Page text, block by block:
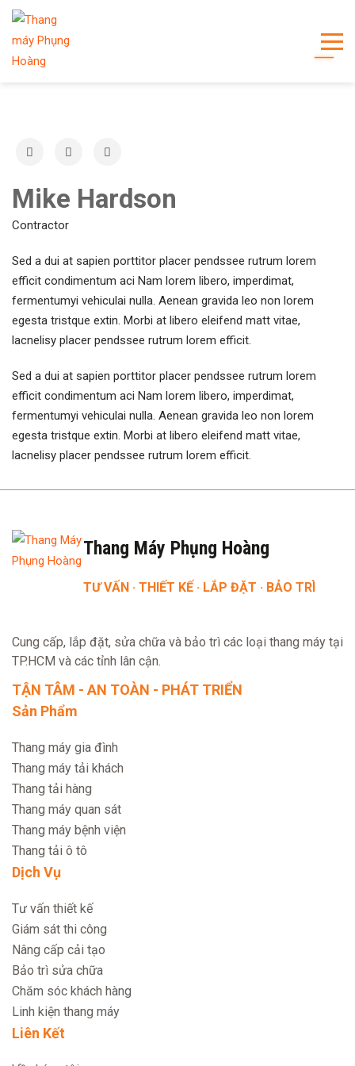
Mike Hardson
Contractor
Sed a dui at sapien porttitor placer pendssee rutrum lorem
efficit condimentum aci Nam lorem libero, imperdimat,
fermentumyi vehiculai nulla. Aenean gravida leo non lorem
egesta tristque extin. Morbi at libero eleifend matt vitae,
lacnelisy placer pendssee rutrum lorem efficit.
Sed a dui at sapien porttitor placer pendssee rutrum lorem
efficit condimentum aci Nam lorem libero, imperdimat,
fermentumyi vehiculai nulla. Aenean gravida leo non lorem
egesta tristque extin. Morbi at libero eleifend matt vitae,
lacnelisy placer pendssee rutrum lorem efficit.
Thang Máy Phụng Hoàng
TƯ VẤN · THIẾT KẾ · LẮP ĐẶT · BẢO TRÌ
Cung cấp, lắp đặt, sửa chữa và bảo trì các loại thang máy tại
TP.HCM và các tỉnh lân cận.
TẬN TÂM - AN TOÀN - PHÁT TRIỂN
Sản Phẩm
Thang máy gia đình
Thang máy tải khách
Thang tải hàng
Thang máy quan sát
Thang máy bệnh viện
Thang tải ô tô
Dịch Vụ
Tư vấn thiết kế
Giám sát thi công
Nâng cấp cải tạo
Bảo trì sửa chữa
Chăm sóc khách hàng
Linh kiện thang máy
Liên Kết